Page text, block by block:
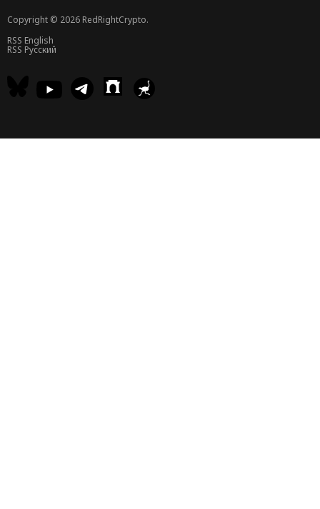
Copyright © 2026 RedRightCrypto.
RSS English
RSS Русский